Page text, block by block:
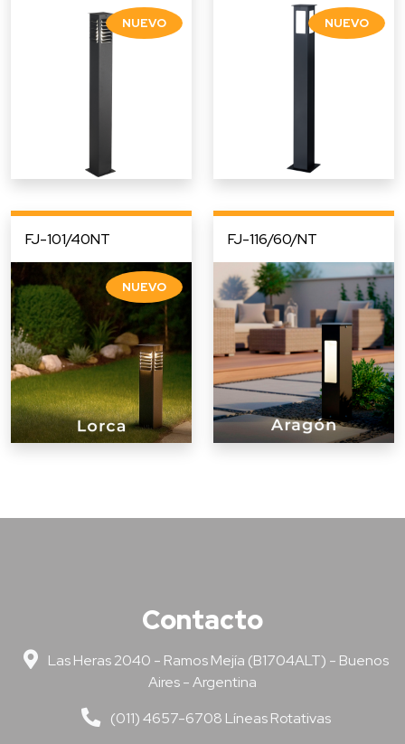
FJ-101/40NT FJ-116/60/NT
Contacto
Las Heras 2040 - Ramos Mejía (B1704ALT) - Buenos
Aires - Argentina
(011) 4657-6708 Líneas Rotativas